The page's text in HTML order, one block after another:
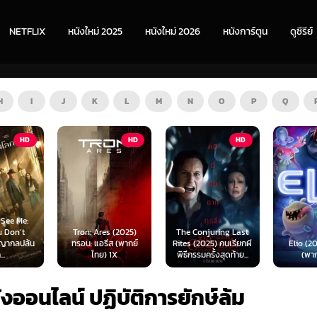
NETFLIX หนังใหม่ 2025 หนังใหม่ 2026 หนังการ์ตูน ดูซีรีย์
I J K L M N O P Q
HD
(2025)
(พากย์
HD
The Conjuring Last
Rites (2025) คนเรียกผี
พิธีกรรมครั้งสุดท้าย...
HD
Elio (2025) เอลิโอ
(พากย์ไทย)
Spider-
New
เดอร์-แ
ออนไลน์ ปฏิบัติการยักษ์ล้ม